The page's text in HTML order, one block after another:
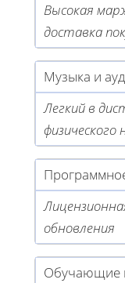
Высокая
доставка
Музыка и
Легкий в
физического
обновления
Обучающие